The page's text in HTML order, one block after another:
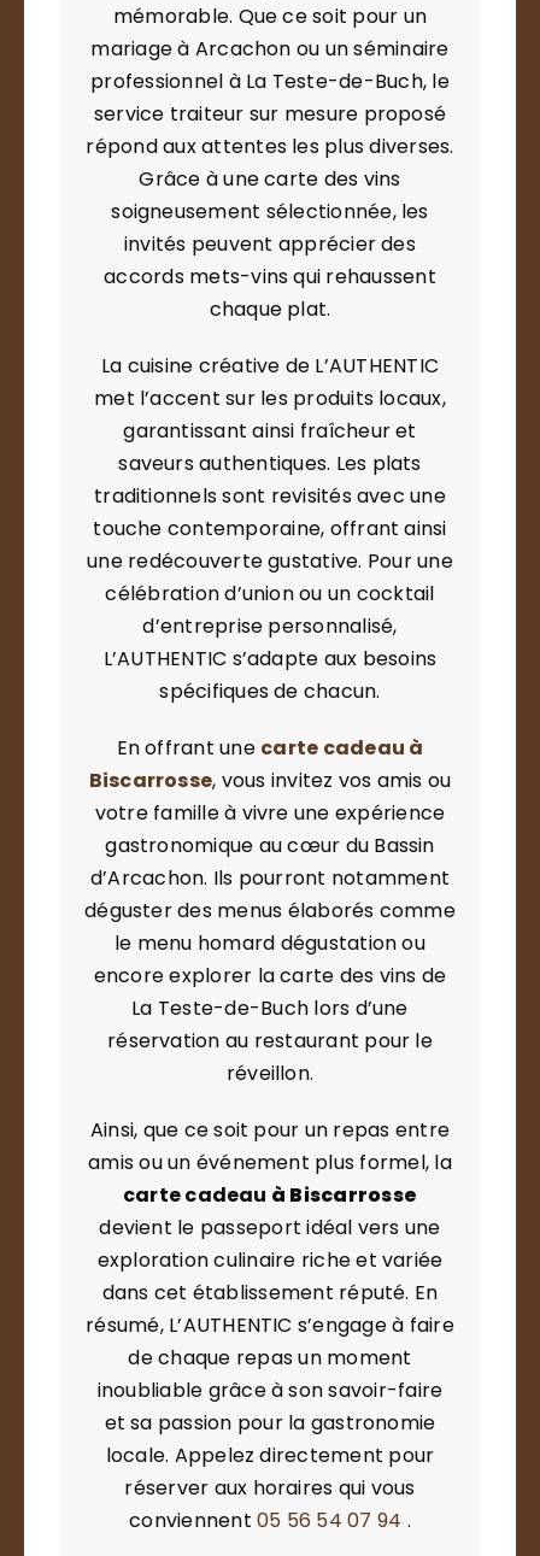
mémorable. Que ce soit pour un
mariage à Arcachon ou un séminaire
professionnel à La Teste-de-Buch, le
service traiteur sur mesure proposé
répond aux attentes les plus diverses.
Grâce à une carte des vins
soigneusement sélectionnée, les
invités peuvent apprécier des
accords mets-vins qui rehaussent
chaque plat.
La cuisine créative de L’AUTHENTIC
met l’accent sur les produits locaux,
garantissant ainsi fraîcheur et
saveurs authentiques. Les plats
traditionnels sont revisités avec une
touche contemporaine, offrant ainsi
une redécouverte gustative. Pour une
célébration d’union ou un cocktail
d’entreprise personnalisé,
L’AUTHENTIC s’adapte aux besoins
spécifiques de chacun.
En offrant une carte cadeau à
Biscarrosse, vous invitez vos amis ou
votre famille à vivre une expérience
gastronomique au cœur du Bassin
d’Arcachon. Ils pourront notamment
déguster des menus élaborés comme
le menu homard dégustation ou
encore explorer la carte des vins de
La Teste-de-Buch lors d’une
réservation au restaurant pour le
réveillon.
Ainsi, que ce soit pour un repas entre
amis ou un événement plus formel, la
carte cadeau à Biscarrosse
devient le passeport idéal vers une
exploration culinaire riche et variée
dans cet établissement réputé. En
résumé, L’AUTHENTIC s’engage à faire
de chaque repas un moment
inoubliable grâce à son savoir-faire
et sa passion pour la gastronomie
locale. Appelez directement pour
réserver aux horaires qui vous
conviennent05 56 54 07 94 .